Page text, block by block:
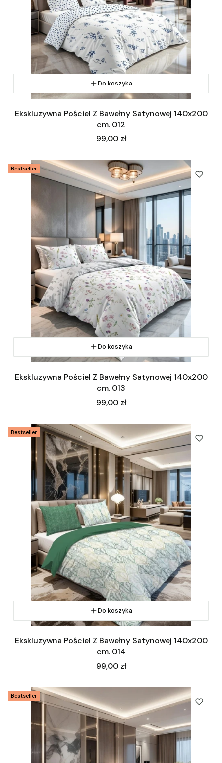
Do koszyka
Ekskluzywna Pościel Z Bawełny Satynowej 140x200
cm. 012
Cena
99,00 zł
Bestseller
Do koszyka
Ekskluzywna Pościel Z Bawełny Satynowej 140x200
cm. 013
Cena
99,00 zł
Bestseller
Do koszyka
Ekskluzywna Pościel Z Bawełny Satynowej 140x200
cm. 014
Cena
99,00 zł
Bestseller